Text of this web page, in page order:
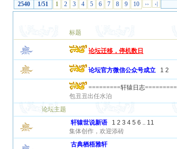
2540 1/51 1 2 3 4 5 6 7 8 9 10 ›› ›|
标题
论坛迁移，停机数日
论坛官方微信公众号成立 1 2
=========轩辕日志=========
包丑丑出任水泊
论坛主题
轩辕世说新语
1 2 3 4 5 6 .. 11
集体创作，欢迎添砖
古典栖梧雅轩